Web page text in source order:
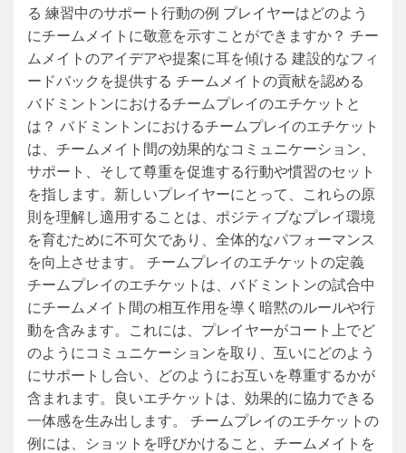
る 練習中のサポート行動の例 プレイヤーはどのよう
にチームメイトに敬意を示すことができますか？ チー
ムメイトのアイデアや提案に耳を傾ける 建設的なフィ
ードバックを提供する チームメイトの貢献を認める
バドミントンにおけるチームプレイのエチケットと
は？ バドミントンにおけるチームプレイのエチケット
は、チームメイト間の効果的なコミュニケーション、
サポート、そして尊重を促進する行動や慣習のセット
を指します。新しいプレイヤーにとって、これらの原
則を理解し適用することは、ポジティブなプレイ環境
を育むために不可欠であり、全体的なパフォーマンス
を向上させます。 チームプレイのエチケットの定義
チームプレイのエチケットは、バドミントンの試合中
にチームメイト間の相互作用を導く暗黙のルールや行
動を含みます。これには、プレイヤーがコート上でど
のようにコミュニケーションを取り、互いにどのよう
にサポートし合い、どのようにお互いを尊重するかが
含まれます。良いエチケットは、効果的に協力できる
一体感を生み出します。 チームプレイのエチケットの
例には、ショットを呼びかけること、チームメイトを